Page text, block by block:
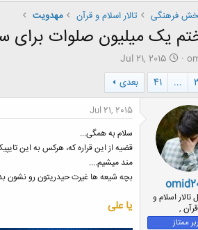
فرهنگی تالار اسلام و قرآن مهدویت
یک میلیون صلوات برای
ت
ا
ی
ش
ر
و
ع
Jul 21, 2015
...
41 بعدی
تالار اسلام و
قرآن ,
ممتاز
Jul 21, 2015
سلام به همگی...
قضیه از این قراره که، هرکس به این
مند میشیم....
بچه شیعه ها غیرت حیدریتون رو نشون
یا علی